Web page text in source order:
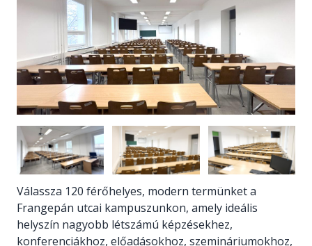
Válassza 120 férőhelyes, modern termünket a
Frangepán utcai kampuszunkon, amely ideális
helyszín nagyobb létszámú képzésekhez,
konferenciákhoz, előadásokhoz, szemináriumokhoz,